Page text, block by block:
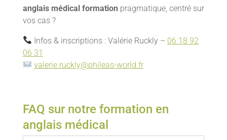
anglais médical formation pragmatique, centré sur
vos cas ?
Infos & inscriptions : Valérie Ruckly – 06 18 92
06 31
valerie.ruckly@phileas-world.fr
FAQ sur notre formation en
anglais médical